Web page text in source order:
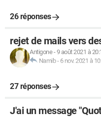
26 réponses
rejet de mails vers
Antigone-9 août 2021 à
Namib- 6 nov. 2021 à
27 réponses
J'ai un message